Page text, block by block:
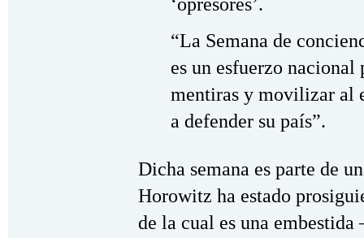
“La Semana de
es un esfuerzo nacional
mentiras y movilizar al
a defender su país”.
Dicha semana es parte de
Horowitz ha estado
de la cual es una